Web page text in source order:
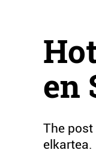
en
The post
elkartea.